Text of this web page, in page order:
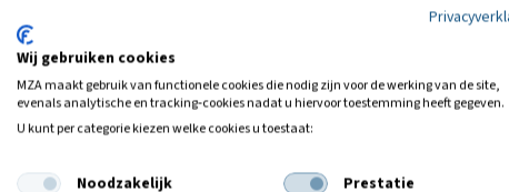
Laat u adviseren over de juiste
Wij gebruiken cookies
MZA maakt gebruik van functionele cookies die nodig zijn voor de werking van de site,
evenals analytische en tracking‑cookies nadat u hiervoor toestemming heeft gegeven.
U kunt per categorie kiezen welke cookies u toestaat:
Noodzakelijk
Prestatie